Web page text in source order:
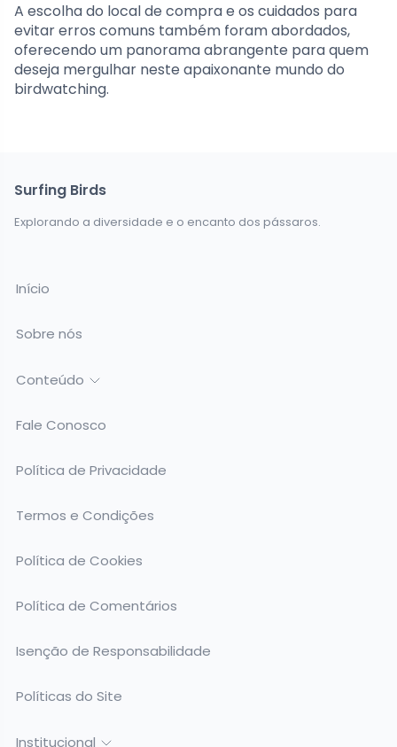
A escolha do local de compra e os cuidados para
evitar erros comuns também foram abordados,
oferecendo um panorama abrangente para quem
deseja mergulhar neste apaixonante mundo do
birdwatching.
Surfing Birds
Explorando a diversidade e o encanto dos pássaros.
Início
Sobre nós
Conteúdo
Fale Conosco
Política de Privacidade
Termos e Condições
Política de Cookies
Política de Comentários
Isenção de Responsabilidade
Políticas do Site
Institucional